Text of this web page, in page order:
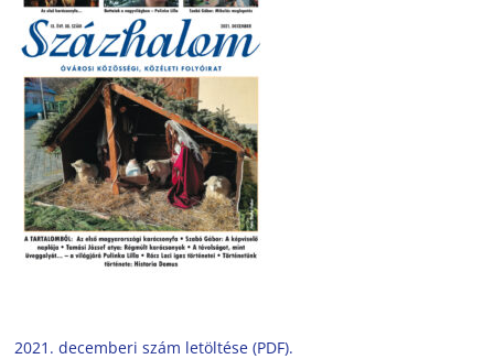
2021. decemberi szám letöltése (PDF).